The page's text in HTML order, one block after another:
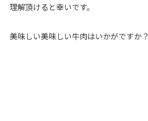
理解頂けると幸いです。
美味しい美味しい牛肉はいかがですか？